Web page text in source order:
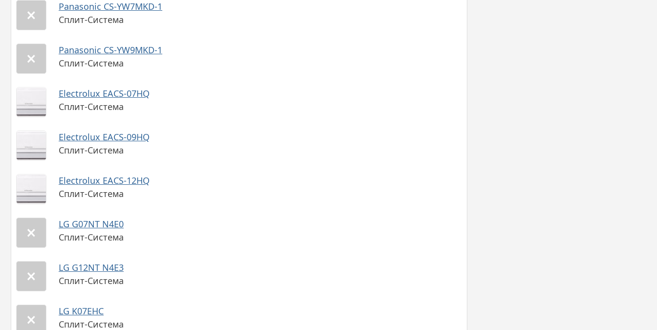
Panasonic CS-YW7MKD-1
Сплит-Система
Panasonic CS-YW9MKD-1
Сплит-Система
Electrolux EACS-07HQ
Сплит-Система
Electrolux EACS-09HQ
Сплит-Система
Electrolux EACS-12HQ
Сплит-Система
LG G07NT N4E0
Сплит-Система
LG G12NT N4E3
Сплит-Система
LG K07EHC
Сплит-Система